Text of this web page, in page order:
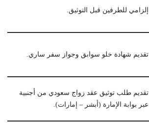
إلزامي للطرفين قبل التوثيق.
تقديم شهادة خلو سوابق وجواز سفر ساري.
تقديم طلب توثيق عقد زواج سعودي من أجنبية
عبر بوابة الإمارة (أبشر – إمارات).